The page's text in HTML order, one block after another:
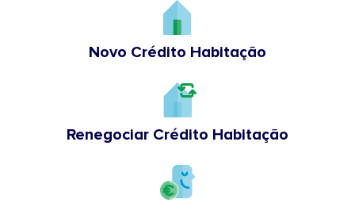
Novo Crédito Habitação
Renegociar Crédito Habitação